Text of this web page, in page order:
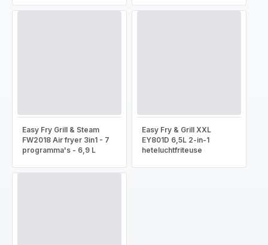
Easy Fry Grill & Steam
FW2018 Air fryer 3in1 - 7
programma's - 6,9 L
Easy Fry & Grill XXL
EY801D 6,5L 2-in-1
heteluchtfriteuse